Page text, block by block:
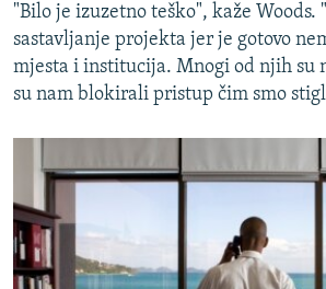
"Bilo je izuzetno teško", kaže Woods.
sastavljanje projekta jer je gotovo
mjesta i institucija. Mnogi od njih su
su nam blokirali pristup čim smo